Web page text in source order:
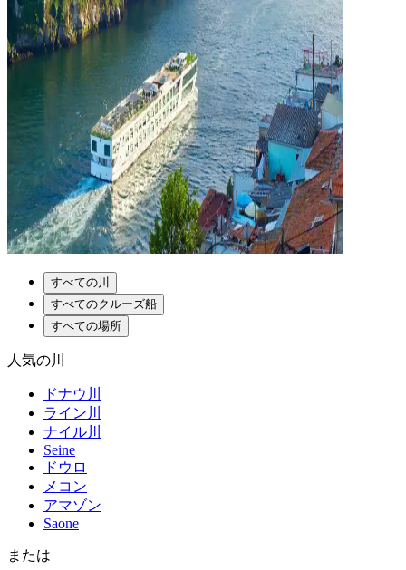
すべての川
すべてのクルーズ船
すべての場所
人気の川
ドナウ川
ライン川
ナイル川
Seine
ドウロ
メコン
アマゾン
Saone
または